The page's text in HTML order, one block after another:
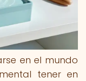
en el mundo
tener en